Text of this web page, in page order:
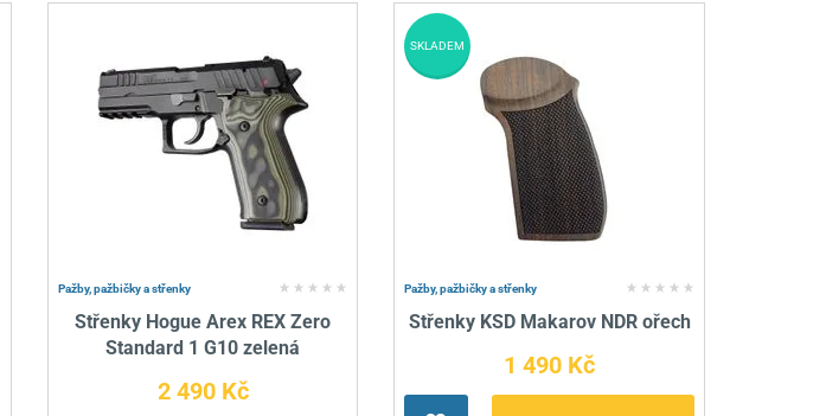
Pažby, pažbičky a střenky
Střenky Hogue Arex REX Zero
Standard 1 G10 zelená
2 490 Kč
Pažby, pažbičky a střenky
Střenky KSD Makarov NDR ořech
1 490 Kč
SKLADEM